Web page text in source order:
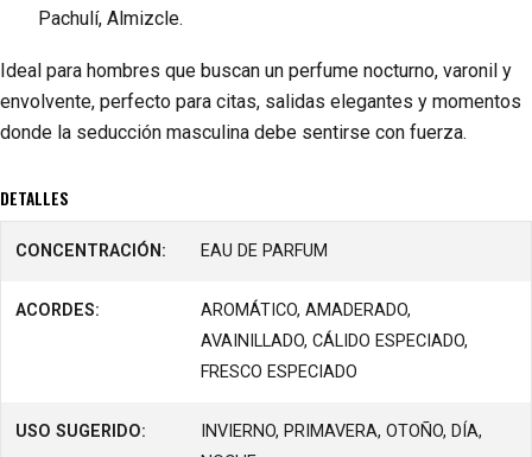
Pachulí, Almizcle.
Ideal para hombres que buscan un perfume nocturno, varonil y
envolvente, perfecto para citas, salidas elegantes y momentos
donde la seducción masculina debe sentirse con fuerza.
DETALLES
CONCENTRACIÓN: EAU DE PARFUM
ACORDES:
AROMÁTICO, AMADERADO,
AVAINILLADO, CÁLIDO ESPECIADO,
FRESCO ESPECIADO
USO SUGERIDO:
INVIERNO, PRIMAVERA, OTOÑO, DÍA,